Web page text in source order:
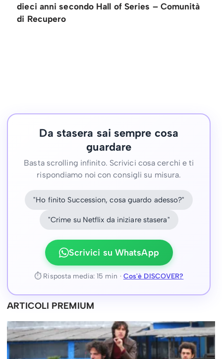
dieci anni secondo Hall of Series – Comunità
di Recupero
Da stasera sai sempre cosa
guardare
Basta scrolling infinito. Scrivici cosa cerchi e ti
rispondiamo noi con consigli su misura.
"Ho finito Succession, cosa guardo adesso?"
"Crime su Netflix da iniziare stasera"
Scrivici su WhatsApp
⏱ Risposta media: 15 min · Cos'è DISCOVER?
ARTICOLI PREMIUM